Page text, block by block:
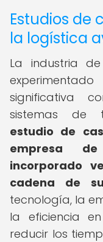
Estudios de
la logística
La industria
significativa
sistemas de
estudio de
empresa
incorporado
cadena de
tecnología, la
la eficiencia
reducir los